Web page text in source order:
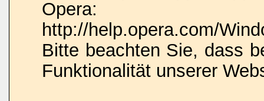
Opera:
http://help.opera.com/
Bitte beachten Sie, dass
Funktionalität unserer